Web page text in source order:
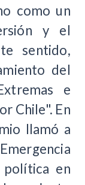
como un
y el
sentido,
del
e
Chile". En
llamó a
política en